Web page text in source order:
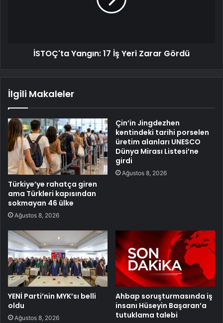
İSTOÇ'ta Yangın: 17 İş Yeri Zarar Gördü
İlgili Makaleler
Türkiye’ye rahatça giren
ama Türkleri kapısından
sokmayan 46 ülke
Ağustos 8, 2026
Çin’in Jingdezhen
kentindeki tarihi porselen
üretim alanları UNESCO
Dünya Mirası Listesi’ne
girdi
Ağustos 8, 2026
YENİ Parti’nin MYK’sı belli
oldu
Ağustos 8, 2026
Ahbap soruşturmasında iş
insanı Hüseyin Başaran’a
tutuklama talebi